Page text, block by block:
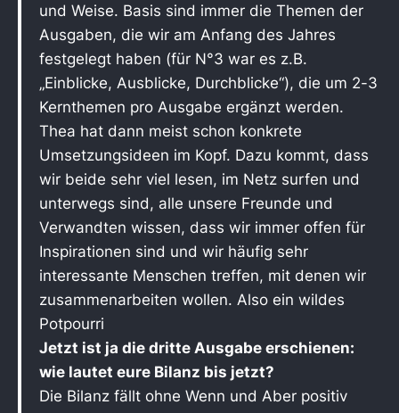
und Weise. Basis sind immer die Themen der
Ausgaben, die wir am Anfang des Jahres
festgelegt haben (für N°3 war es z.B.
„Einblicke, Ausblicke, Durchblicke“), die um 2-3
Kernthemen pro Ausgabe ergänzt werden.
Thea hat dann meist schon konkrete
Umsetzungsideen im Kopf. Dazu kommt, dass
wir beide sehr viel lesen, im Netz surfen und
unterwegs sind, alle unsere Freunde und
Verwandten wissen, dass wir immer offen für
Inspirationen sind und wir häufig sehr
interessante Menschen treffen, mit denen wir
zusammenarbeiten wollen. Also ein wildes
Potpourri
Jetzt ist ja die dritte Ausgabe erschienen:
wie lautet eure Bilanz bis jetzt?
Die Bilanz fällt ohne Wenn und Aber positiv